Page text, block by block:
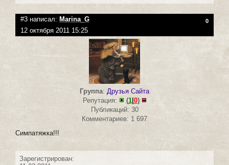
#3 написал: Marina_G 0
12 октября 2011 15:25
Группа: Друзья Сайта
Репутация:
(1| 0)
Публикаций: 30
Комментариев: 1 697
Симпатяжка!!!
Зарегистрирован: